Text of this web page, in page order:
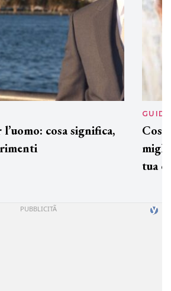
cosa significa,
GUIDE
tua